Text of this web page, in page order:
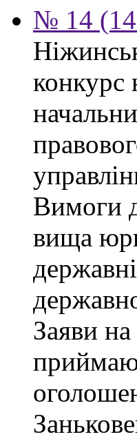
№ 14
конкурс
Вимоги
вища
Заяви